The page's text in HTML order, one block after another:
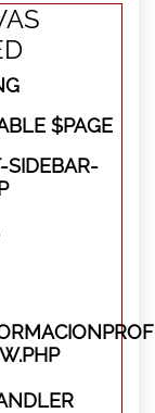
$PAGE
SIDEBAR-